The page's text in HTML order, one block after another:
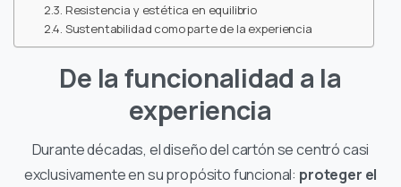
Resistencia y estética en equilibrio
Sustentabilidad como parte de la experiencia
De la funcionalidad a la
experiencia
Durante décadas, el diseño del cartón se centró casi
exclusivamente en su propósito funcional: proteger el